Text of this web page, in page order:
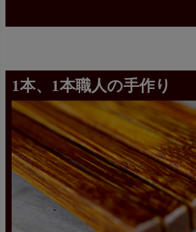
1本、1本職人の手作り